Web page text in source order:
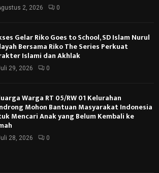
2, 2026 0
Gelar Riko Goes to School, SD Islam Nurul
Bersama Riko The Series Perkuat
Islami dan Akhlak
29, 2026 0
Warga RT 05/RW 01 Kelurahan
Mohon Bantuan Masyarakat Indonesia
Mencari Anak yang Belum Kembali ke
28, 2026 0